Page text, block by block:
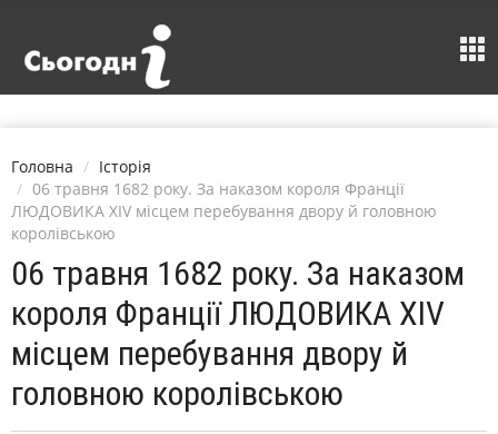
Головна
Історія
06 травня 1682 року. За наказом короля Франції
ЛЮДОВИКА XIV місцем перебування двору й головною
королівською
06 травня 1682 року. За наказом
короля Франції ЛЮДОВИКА XIV
місцем перебування двору й
головною королівською